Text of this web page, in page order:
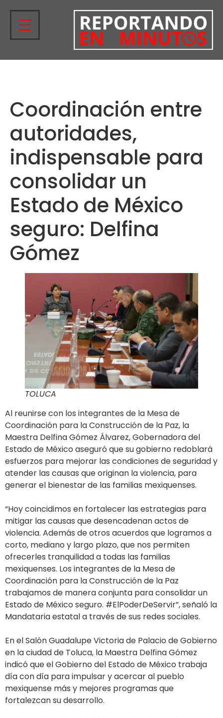
Coordinación entre
autoridades,
indispensable para
consolidar un
Estado de México
seguro: Delfina
Gómez
TOLUCA
Al reunirse con los integrantes de la Mesa de
Coordinación para la Construcción de la Paz, la
Maestra Delfina Gómez Álvarez, Gobernadora del
Estado de México aseguró que su gobierno redoblará
esfuerzos para mejorar las condiciones de seguridad y
atender las causas que originan la violencia, para
generar el bienestar de las familias mexiquenses.
“Hoy coincidimos en fortalecer las estrategias para
mitigar las causas que desencadenan actos de
violencia. Además de otros acuerdos que logramos a
corto, mediano y largo plazo, que nos permiten
ofrecerles tranquilidad a todas las familias
mexiquenses. Los integrantes de la Mesa de
Coordinación para la Construcción de la Paz
trabajamos de manera conjunta para consolidar un
Estado de México seguro. #ElPoderDeServir”, señaló la
Mandataria estatal a través de sus redes sociales.
En el Salón Guadalupe Victoria de Palacio de Gobierno
en la ciudad de Toluca, la Maestra Delfina Gómez
indicó que el Gobierno del Estado de México trabaja
día con día para impulsar y acercar al pueblo
mexiquense más y mejores programas que
fortalezcan su desarrollo.